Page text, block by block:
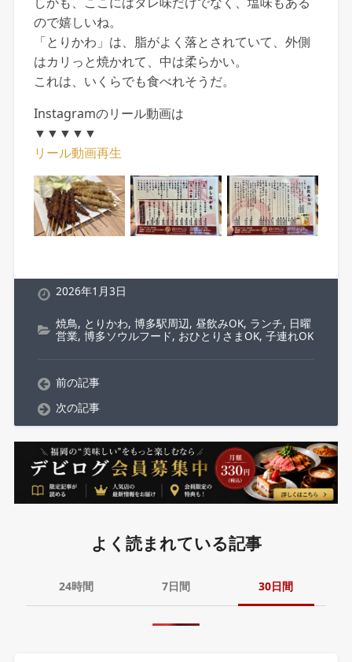
ので嬉しいね。
「とりかわ」は、脂がよく落とされていて、外側
はカリっと焼かれて、中は柔らかい。
これは、いくらでも食べれそうだ。
Instagramのリール動画は
▼▼▼▼▼
リール動画再生
2026年1月3日
焼鳥, とりかわ, 博多駅周辺, 昼飲みOK, ランチ, 日曜
営業, 博多ソウルフード, おひとりさまOK, 子連れOK
前の記事
次の記事
よく読まれている記事
24時間 7日間 30日間